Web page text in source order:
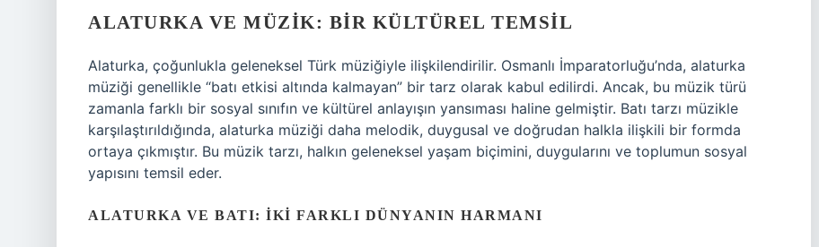
ALATURKA VE MÜZIK: BIR KÜLTÜREL TEMSIL
Alaturka, çoğunlukla geleneksel Türk müziğiyle ilişkilendirilir. Osmanlı İmparatorluğu’nda, alaturka
müziği genellikle “batı etkisi altında kalmayan” bir tarz olarak kabul edilirdi. Ancak, bu müzik türü
zamanla farklı bir sosyal sınıfın ve kültürel anlayışın yansıması haline gelmiştir. Batı tarzı müzikle
karşılaştırıldığında, alaturka müziği daha melodik, duygusal ve doğrudan halkla ilişkili bir formda
ortaya çıkmıştır. Bu müzik tarzı, halkın geleneksel yaşam biçimini, duygularını ve toplumun sosyal
yapısını temsil eder.
ALATURKA VE BATI: İKI FARKLI DÜNYANIN HARMANI